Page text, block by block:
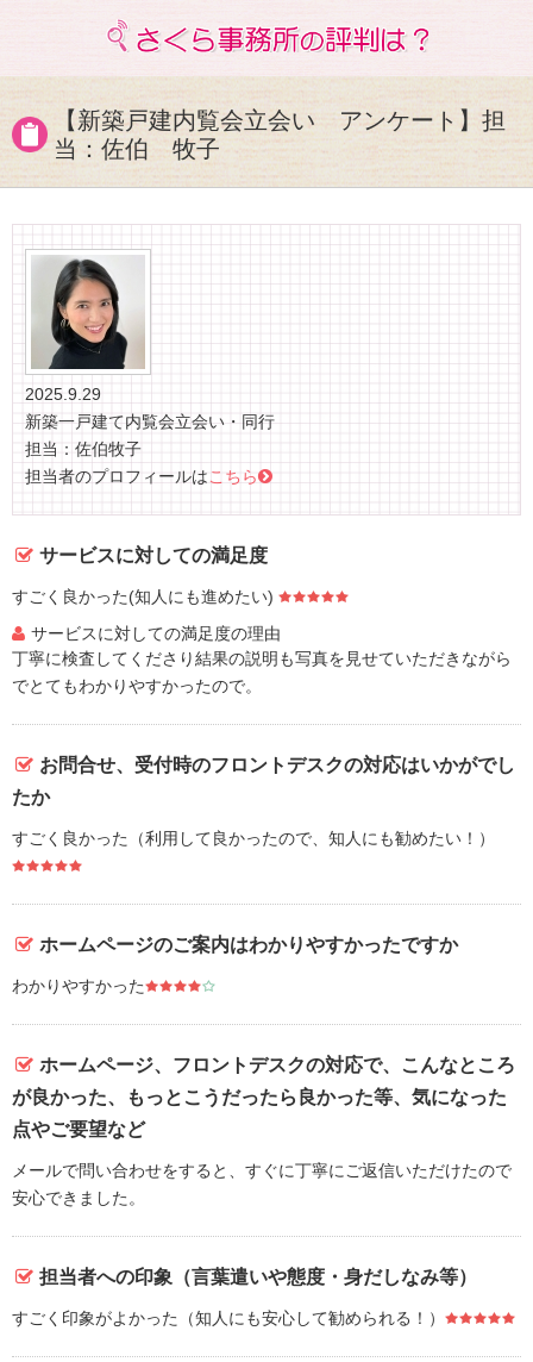
【新築戸建内覧会立会い アンケート】担
当：佐伯 牧子
2025.9.29
新築一戸建て内覧会立会い・同行
担当：佐伯牧子
担当者のプロフィールはこちら
サービスに対しての満足度
すごく良かった(知人にも進めたい)
サービスに対しての満足度の理由
丁寧に検査してくださり結果の説明も写真を見せていただきながら
でとてもわかりやすかったので。
お問合せ、受付時のフロントデスクの対応はいかがでし
たか
すごく良かった（利用して良かったので、知人にも勧めたい！）
ホームページのご案内はわかりやすかったですか
わかりやすかった
ホームページ、フロントデスクの対応で、こんなところ
が良かった、もっとこうだったら良かった等、気になった
点やご要望など
メールで問い合わせをすると、すぐに丁寧にご返信いただけたので
安心できました。
担当者への印象（言葉遣いや態度・身だしなみ等）
すごく印象がよかった（知人にも安心して勧められる！）